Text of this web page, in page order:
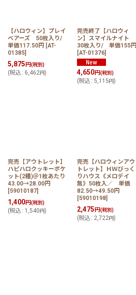
【ハロウィン】プレイ
ベアーズ 50枚入り/
単価117.50円 [AT-
01385]
5,875 円(税別)
(税込 : 6,462円)
完売終了【ハロウィ
ン】スマイルナイト
30枚入り/ 単価155円
[AT-01376]
4,650円(税別)
(税込 : 5,115 円)
完売【アウトレット】
ハピハロクッキーポケ
ット(2種)＠1枚あたり
43.00→28.00円
[59010187]
1,400円(税別)
(税込 : 1,540 円)
完売【ハロウィンアウ
トレット】ＨＷびっく
りハウス《メロデイ
無》50枚入／ 単価
82.50→49.50円
[59010198]
2,475 円(税別)
(税込 : 2,722 円)